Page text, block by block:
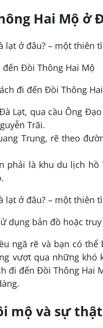
Hai Mộ ở
Đồi Thông Hai Mộ
đi đến Đồi Thông
Lạt, qua cầu Ông
Trãi.
Trung, rẽ theo
phải là khu du lịch
dụng bản đồ hoặc truy
ngã rẽ và bạn có
vượt qua những khó
đi đến Đồi Thông Hai
mộ và sự